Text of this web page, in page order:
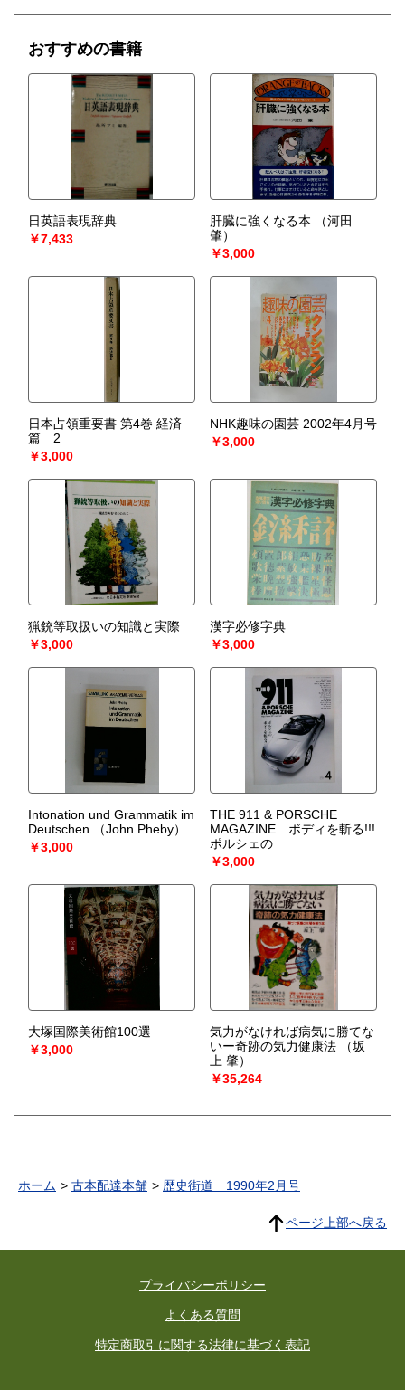
おすすめの書籍
日英語表現辞典
￥7,433
肝臓に強くなる本
（河田
肇）
￥3,000
日本占領重要書 第4巻 経済
篇 2
￥3,000
NHK趣味の園芸 2002年4月号
￥3,000
猟銃等取扱いの知識と実際
￥3,000
漢字必修字典
￥3,000
Intonation und Grammatik im
Deutschen
（John Pheby）
￥3,000
THE 911 & PORSCHE
MAGAZINE ボディを斬る!!!
ポルシェの
￥3,000
大塚国際美術館100選
￥3,000
気力がなければ病気に勝てな
いー奇跡の気力健康法
（坂
上 肇）
￥35,264
ホーム 古本配達本舗 歴史街道 1990年2月号
ページ上部へ戻る
プライバシーポリシー
よくある質問
特定商取引に関する法律に基づく表記